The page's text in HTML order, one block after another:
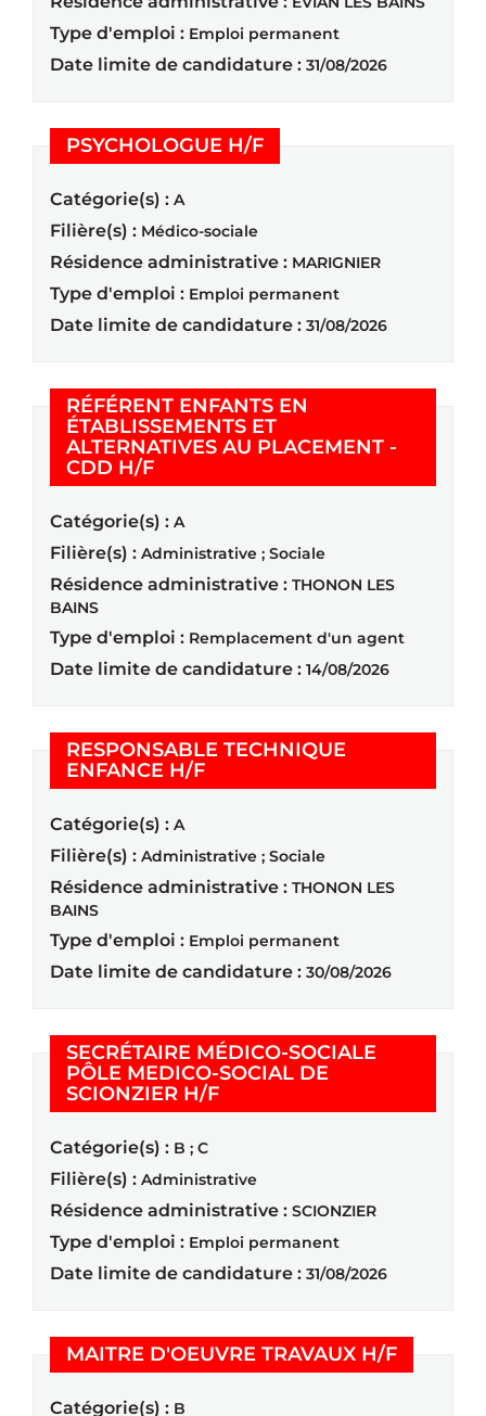
Type d'emploi : Emploi permanent
Date limite de candidature : 31/08/2026
PSYCHOLOGUE H/F(Nouvelle fenêtre)
Catégorie(s) : A
Filière(s) : Médico-sociale
Résidence administrative : MARIGNIER
Type d'emploi : Emploi permanent
Date limite de candidature : 31/08/2026
RÉFÉRENT ENFANTS EN
ÉTABLISSEMENTS ET
ALTERNATIVES AU PLACEMENT -
CDD H/F(Nouvelle fenêtre)
Catégorie(s) : A
Filière(s) : Administrative ; Sociale
Résidence administrative : THONON LES
BAINS
Type d'emploi : Remplacement d'un agent
Date limite de candidature : 14/08/2026
RESPONSABLE TECHNIQUE
ENFANCE H/F(Nouvelle fenêtre)
Catégorie(s) : A
Filière(s) : Administrative ; Sociale
Résidence administrative : THONON LES
BAINS
Type d'emploi : Emploi permanent
Date limite de candidature : 30/08/2026
SECRÉTAIRE MÉDICO-SOCIALE
PÔLE MEDICO-SOCIAL DE
SCIONZIER H/F(Nouvelle fenêtre)
Catégorie(s) : B ; C
Filière(s) : Administrative
Résidence administrative : SCIONZIER
Type d'emploi : Emploi permanent
Date limite de candidature : 31/08/2026
MAITRE D'OEUVRE TRAVAUX H/F
Catégorie(s) : B